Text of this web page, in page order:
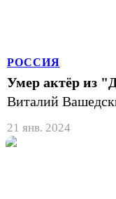
РОССИЯ
Умер актёр из
Виталий
21 янв. 2024